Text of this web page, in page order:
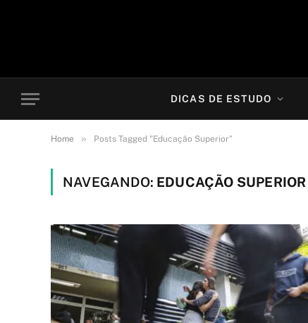
DICAS DE ESTUDO
Home » Posts Tagged "Educação Superior"
NAVEGANDO: EDUCAÇÃO SUPERIOR